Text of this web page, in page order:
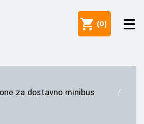
(0)
za dostavno minibus